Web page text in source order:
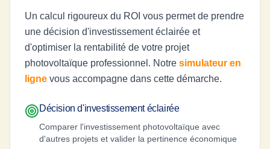
Un calcul rigoureux du ROI vous permet de prendre
une décision d'investissement éclairée et
d'optimiser la rentabilité de votre projet
photovoltaïque professionnel. Notre simulateur en
ligne vous accompagne dans cette démarche.
Décision d'investissement éclairée
Comparer l'investissement photovoltaïque avec
d'autres projets et valider la pertinence économique